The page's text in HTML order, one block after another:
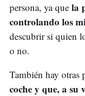
persona, ya que la
controlando los
descubrir si quien
o no.
También hay otras
coche y que, a su